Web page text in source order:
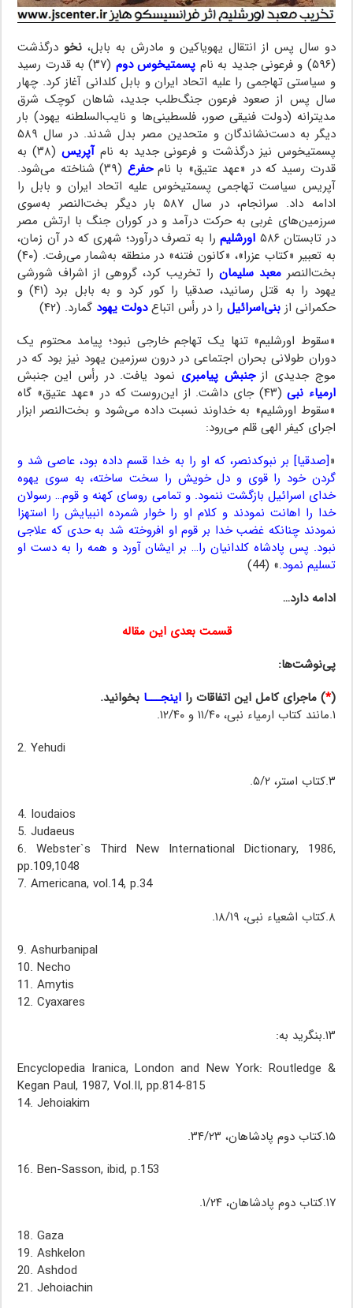
دو سال پس از انتقال یهویاکین و مادرش به بابل، نخودرگذشت
(۵۹۶) و فرعونی جدید به نام
پسمتیخوس دوم
(۳۷) به قدرت رسید
و سیاستی تهاجمی را علیه اتحاد ایران و بابل کلدانی آغاز کرد. چهار
سال پس از صعود فرعون جنگ‌طلب جدید، شاهان کوچک شرق
مدیترانه (دولت فنیقی صور، فلسطینی‌ها و نایب‌السلطنه یهود) بار
دیگر به دست‌نشاندگان و متحدین مصر بدل شدند. در سال ۵۸۹
پسمتیخوس نیز درگذشت و فرعونی جدید به نامآپریس
(۳۸) به
قدرت رسید که در «عهد عتیق» با نامحفرع
(۳۹) شناخته می‌شود.
آپریس سیاست تهاجمی پسمتیخوس علیه اتحاد ایران و بابل را
ادامه داد. سرانجام، در سال ۵۸۷ بار دیگر بخت‌النصر به‌سوی
سرزمین‌های غربی به حرکت درآمد و در کوران جنگ با ارتش مصر
در تابستان ۵۸۶
اورشلیمرا به تصرف درآورد؛ شهری که در آن زمان،
به تعبیر «کتاب عزرا»، «کانون فتنه» در منطقه به‌شمار می‌رفت. (۴۰)
بخت‌النصرمعبد سلیمان را تخریب کرد، گروهی از اشراف شورشی
یهود را به قتل رسانید، صدقیا را کور کرد و به بابل برد (۴۱) و
حکمرانی ازبنی‌اسرائیل را در رأس اتباعدولت یهود گمارد. (۴۲)
«سقوط اورشلیم» تنها یک تهاجم خارجی نبود؛ پیامد محتوم یک
دوران طولانی بحران اجتماعی در درون سرزمین یهود نیز بود که در
موج جدیدی ازجنبش پیامبری نمود یافت. در رأس این جنبش
ارمیاء نبی
(۴۳) جای داشت. از این‌روست که در «عهد عتیق» گاه
«سقوط اورشلیم» به خداوند نسبت داده می‌شود و بخت‌النصر ابزار
اجرای کیفر الهی قلم می‌رود:
«[صدقیا] بر نبوکدنصر، که او را به خدا قسم داده بود، عاصی شد و
گردن خود را قوی و دل خویش را سخت ساخته، به سوی یهوه
خدای اسرائیل بازگشت ننمود. و تمامی روسای کهنه و قوم… رسولان
خدا را اهانت نمودند و کلام او را خوار شمرده انبیایش را استهزا
نمودند چنانکه غضب خدا بر قوم او افروخته شد به حدی که علاجی
نبود. پس پادشاه کلدانیان را… بر ایشان آورد و همه را به دست او
تسلیم نمود.» (44)
ادامه دارد…
قسمت بعدی این مقاله
پی‌نوشت‌ها:
(
*
) ماجرای کامل این اتفاقات رااینجـــا بخوانید.
۱.مانند کتاب ارمیاء نبی، ۱۱/۴۰ و ۱۲/۴۰.
2. Yehudi
۳.کتاب استر، ۵/۲.
4. Ioudaios
5. Judaeus
6. Webster`s Third New International Dictionary, 1986,
pp.109,1048
7. Americana, vol.14, p.34
۸.کتاب اشعیاء نبی، ۱۸/۱۹.
9. Ashurbanipal
10. Necho
11. Amytis
12. Cyaxares
۱۳.بنگرید به:
Encyclopedia Iranica, London and New York: Routledge &
Kegan Paul, 1987, Vol.II, pp.814-815
14. Jehoiakim
۱۵.کتاب دوم پادشاهان، ۳۴/۲۳.
16. Ben-Sasson, ibid, p.153
۱۷.کتاب دوم پادشاهان، ۱/۲۴.
18. Gaza
19. Ashkelon
20. Ashdod
21. Jehoiachin